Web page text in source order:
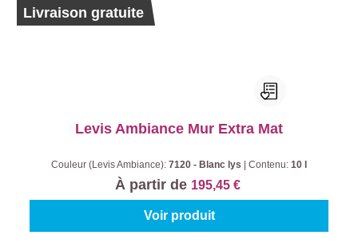
Ecolabel
Livraison gratuite
Levis Ambiance Mur Extra Mat
Couleur (Levis Ambiance): 7120 - Blanc lys Contenu: 10 l
À partir de 195,45 €
Voir produit